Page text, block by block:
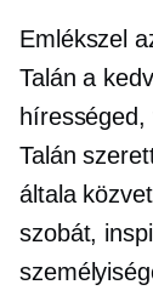
Emlékszel
Talán a
Talán
általa
szobát,